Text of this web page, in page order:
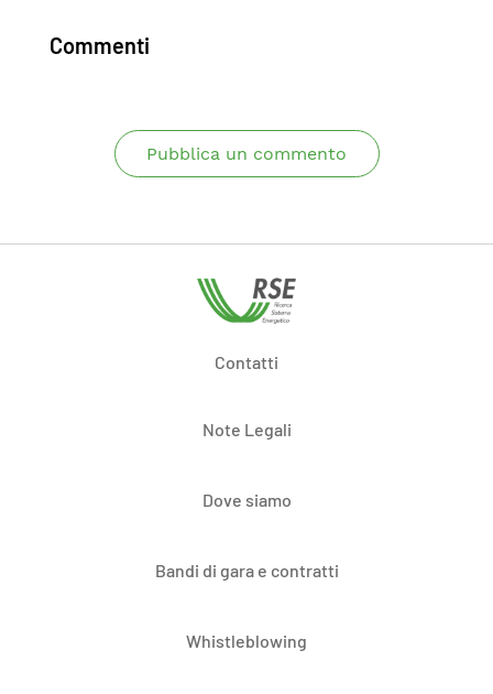
Commenti
Pubblica un commento
Contatti
Note Legali
Dove siamo
Bandi di gara e contratti
Whistleblowing